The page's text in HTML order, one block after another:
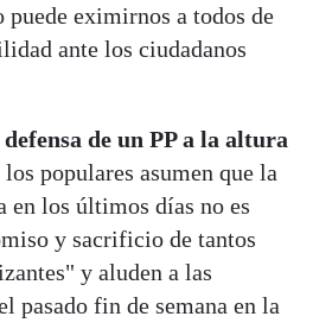
eximirnos a todos de
ante los ciudadanos
de un PP a la altura
los populares asumen que la
en los últimos días no es
y sacrificio de tantos
y aluden a las
pasado fin de semana en la